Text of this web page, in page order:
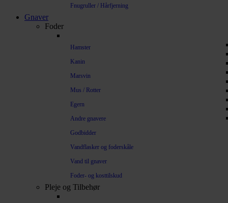
Fnugruller / Hårfjerning
Gnaver
Foder
Hamster
Kanin
Marsvin
Mus / Rotter
Egern
Andre gnavere
Godbidder
Vandflasker og foderskåle
Vand til gnaver
Foder- og kosttilskud
Pleje og Tilbehør